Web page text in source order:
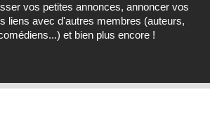
vos petites annonces, annoncer vos
liens avec d'autres membres (auteurs,
et bien plus encore !